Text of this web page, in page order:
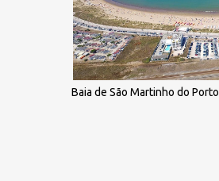
Baia de São Martinho do Porto